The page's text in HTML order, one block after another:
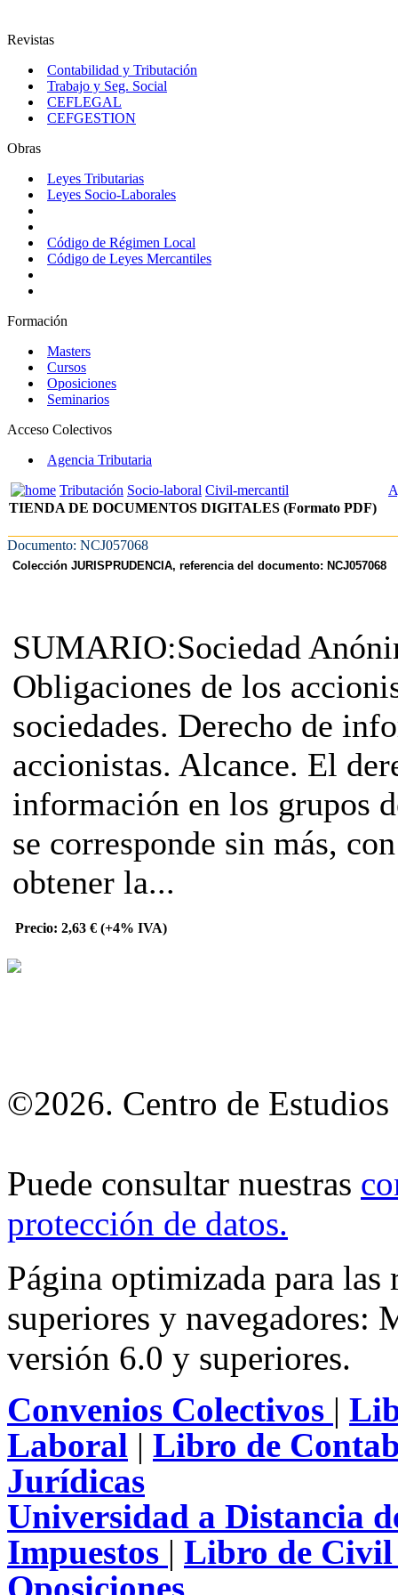
Revistas
Contabilidad y Tributación
Trabajo y Seg. Social
CEFLEGAL
CEFGESTION
Obras
Leyes Tributarias
Leyes Socio-Laborales
Código de Régimen Local
Código de Leyes Mercantiles
Formación
Masters
Cursos
Oposiciones
Seminarios
Acceso Colectivos
Agencia Tributaria
Tributación Socio-laboral Civil-mercantil
TIENDA DE DOCUMENTOS DIGITALES (Formato PDF)
Documento: NCJ057068
Colección JURISPRUDENCIA, referencia del documento: NCJ057068
SUMARIO:Sociedad
Obligaciones de los
sociedades. Derecho de
accionistas. Alcance. El
información en los grupos
se corresponde sin más,
obtener la...
Precio: 2,63 € (+4% IVA)
©2026. Centro de Estudios
Puede consultar nuestras
protección de datos.
Página optimizada para
superiores y
versión 6.0 y superiores.
Convenios Colectivos |
Laboral | Libro de
Jurídicas
Universidad a Distancia
Impuestos | Libro de